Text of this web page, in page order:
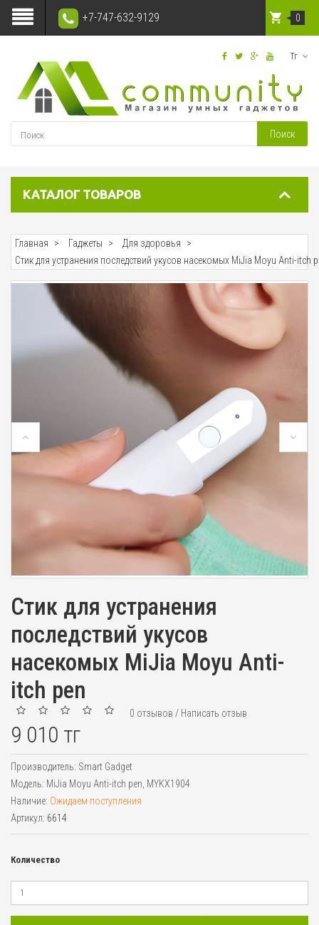
+7-747-632-9129
Тг
Поиск
0
КАТАЛОГ ТОВАРОВ
Главная Гаджеты
Для здоровья
Стик для устранения последствий укусов насекомых MiJia Moyu Anti-itch
Стик для устранения
последствий укусов
насекомых MiJia Moyu Anti-
itch pen
0 отзывов / Написать отзыв
9 010 тг
Производитель: Smart Gadget
Модель: MiJia Moyu Anti-itch pen, MYKX1904
Наличие: Ожидаем поступления
Артикул: 6614
Количество